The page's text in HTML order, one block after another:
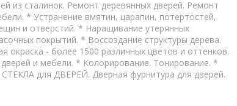
из сталинок. Ремонт деревянных дверей. Ремонт
* Устранение вмятин, царапин, потертостей,
и отверстий. * Наращивание утерянных
покрытий. * Воссоздание структуры дерева.
окраска - более 1500 различных цветов и оттенков.
и мебели. * Колорирование. Тонирование. *
для ДВЕРЕЙ. Дверная фурнитура для дверей.